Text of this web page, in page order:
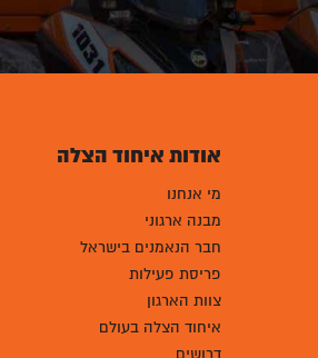
אודות איחוד הצלה
מי אנחנו
מבנה ארגוני
חבר הנאמנים בישראל
פריסת פעילות
צוות הארגון
איחוד הצלה בעולם
דרושים